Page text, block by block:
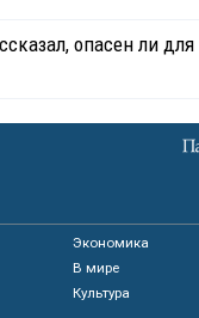
опасен ли для
Экономика
В мире
Культура